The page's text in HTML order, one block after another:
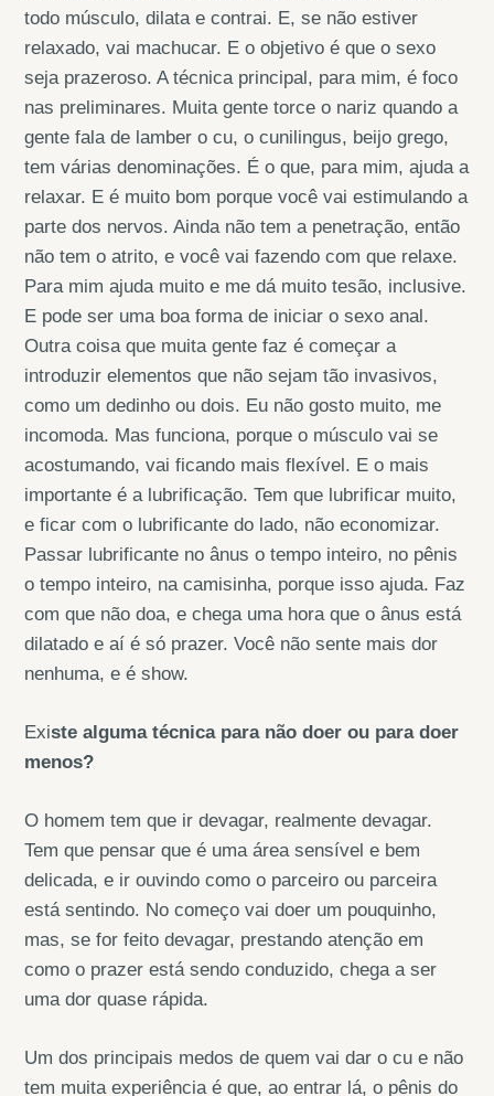
todo músculo, dilata e contrai. E, se não estiver
relaxado, vai machucar. E o objetivo é que o sexo
seja prazeroso. A técnica principal, para mim, é foco
nas preliminares. Muita gente torce o nariz quando a
gente fala de lamber o cu, o cunilingus, beijo grego,
tem várias denominações. É o que, para mim, ajuda a
relaxar. E é muito bom porque você vai estimulando a
parte dos nervos. Ainda não tem a penetração, então
não tem o atrito, e você vai fazendo com que relaxe.
Para mim ajuda muito e me dá muito tesão, inclusive.
E pode ser uma boa forma de iniciar o sexo anal.
Outra coisa que muita gente faz é começar a
introduzir elementos que não sejam tão invasivos,
como um dedinho ou dois. Eu não gosto muito, me
incomoda. Mas funciona, porque o músculo vai se
acostumando, vai ficando mais flexível. E o mais
importante é a lubrificação. Tem que lubrificar muito,
e ficar com o lubrificante do lado, não economizar.
Passar lubrificante no ânus o tempo inteiro, no pênis
o tempo inteiro, na camisinha, porque isso ajuda. Faz
com que não doa, e chega uma hora que o ânus está
dilatado e aí é só prazer. Você não sente mais dor
nenhuma, e é show.
Existe alguma técnica para não doer ou para doer
menos?
O homem tem que ir devagar, realmente devagar.
Tem que pensar que é uma área sensível e bem
delicada, e ir ouvindo como o parceiro ou parceira
está sentindo. No começo vai doer um pouquinho,
mas, se for feito devagar, prestando atenção em
como o prazer está sendo conduzido, chega a ser
uma dor quase rápida.
Um dos principais medos de quem vai dar o cu e não
tem muita experiência é que, ao entrar lá, o pênis do